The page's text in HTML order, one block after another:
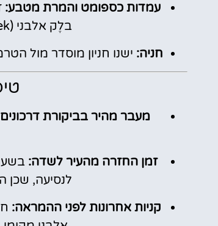
עמדות כספומט והמרת מטבע:
בלֶק אלבני (Lek) ולהשתמש בהמשך בעיר בכרטיסי אשראי.
חניה: ישנו חניון מוסדר מול
מעבר מהיר בביקורת
זמן החזרה מהעיר לשדה:
לנסיעה, שכן
קניות אחרונות לפני ההמראה: